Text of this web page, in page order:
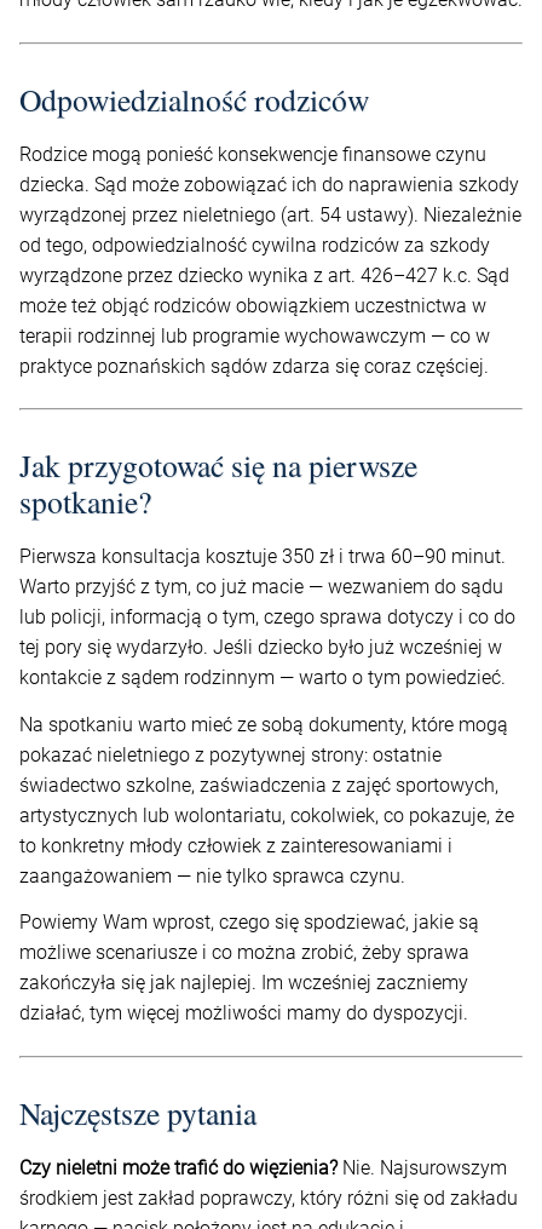
Odpowiedzialność rodziców
Rodzice mogą ponieść konsekwencje finansowe czynu
dziecka. Sąd może zobowiązać ich do naprawienia szkody
wyrządzonej przez nieletniego (art. 54 ustawy). Niezależnie
od tego, odpowiedzialność cywilna rodziców za szkody
wyrządzone przez dziecko wynika z art. 426–427 k.c. Sąd
może też objąć rodziców obowiązkiem uczestnictwa w
terapii rodzinnej lub programie wychowawczym — co w
praktyce poznańskich sądów zdarza się coraz częściej.
Jak przygotować się na pierwsze
spotkanie?
Pierwsza konsultacja kosztuje 350 zł i trwa 60–90 minut.
Warto przyjść z tym, co już macie — wezwaniem do sądu
lub policji, informacją o tym, czego sprawa dotyczy i co do
tej pory się wydarzyło. Jeśli dziecko było już wcześniej w
kontakcie z sądem rodzinnym — warto o tym powiedzieć.
Na spotkaniu warto mieć ze sobą dokumenty, które mogą
pokazać nieletniego z pozytywnej strony: ostatnie
świadectwo szkolne, zaświadczenia z zajęć sportowych,
artystycznych lub wolontariatu, cokolwiek, co pokazuje, że
to konkretny młody człowiek z zainteresowaniami i
zaangażowaniem — nie tylko sprawca czynu.
Powiemy Wam wprost, czego się spodziewać, jakie są
możliwe scenariusze i co można zrobić, żeby sprawa
zakończyła się jak najlepiej. Im wcześniej zaczniemy
działać, tym więcej możliwości mamy do dyspozycji.
Najczęstsze pytania
Czy nieletni może trafić do więzienia?Nie. Najsurowszym
środkiem jest zakład poprawczy, który różni się od zakładu